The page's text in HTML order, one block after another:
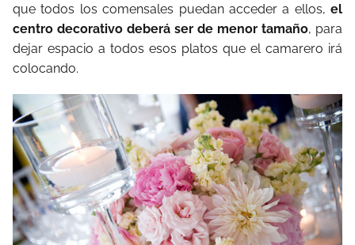
que todos los comensales puedan acceder a ellos, el
centro decorativo deberá ser de menor tamaño, para
dejar espacio a todos esos platos que el camarero irá
colocando.